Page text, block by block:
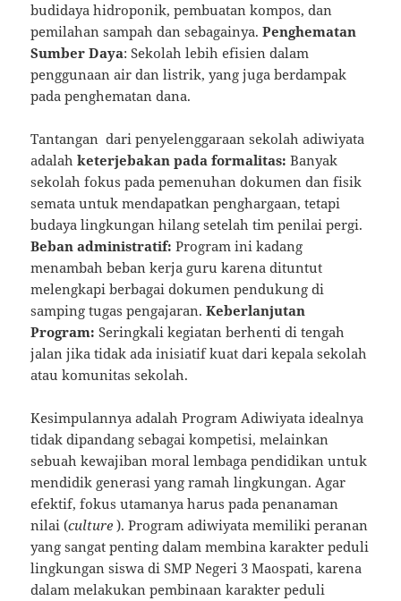
budidaya hidroponik, pembuatan kompos, dan
pemilahan sampah dan sebagainya.Penghematan
Sumber Daya: Sekolah lebih efisien dalam
penggunaan air dan listrik, yang juga berdampak
pada penghematan dana.
Tantangan dari penyelenggaraan sekolah adiwiyata
adalahketerjebakan pada formalitas: Banyak
sekolah fokus pada pemenuhan dokumen dan fisik
semata untuk mendapatkan penghargaan, tetapi
budaya lingkungan hilang setelah tim penilai pergi.
Beban administratif: Program ini kadang
menambah beban kerja guru karena dituntut
melengkapi berbagai dokumen pendukung di
samping tugas pengajaran.Keberlanjutan
Program: Seringkali kegiatan berhenti di tengah
jalan jika tidak ada inisiatif kuat dari kepala sekolah
atau komunitas sekolah.
Kesimpulannya adalah Program Adiwiyata idealnya
tidak dipandang sebagai kompetisi, melainkan
sebuah kewajiban moral lembaga pendidikan untuk
mendidik generasi yang ramah lingkungan. Agar
efektif, fokus utamanya harus pada penanaman
nilai (culture). Program adiwiyata memiliki peranan
yang sangat penting dalam membina karakter peduli
lingkungan siswa di SMP Negeri 3 Maospati, karena
dalam melakukan pembinaan karakter peduli